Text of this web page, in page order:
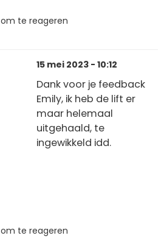
om te reageren
15 mei 2023 - 10:12
Dank voor je feedback
Emily, ik heb de lift er
maar helemaal
uitgehaald, te
ingewikkeld idd.
om te reageren